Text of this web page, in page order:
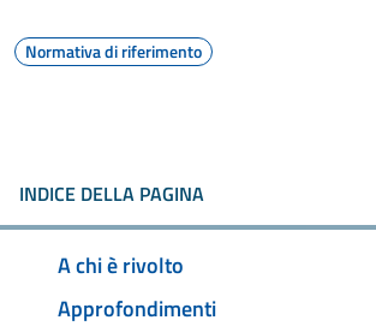
Normativa di riferimento
INDICE DELLA PAGINA
A chi è rivolto
Approfondimenti